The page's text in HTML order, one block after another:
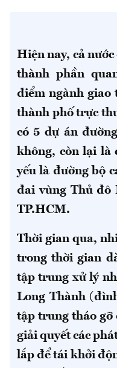
Hiện nay, cả
thành phần
điểm ngành giao
thành phố trực
có 5 dự án
không, còn lại là
yếu là đường bộ
đai vùng Thủ đô
TP.HCM.
Thời gian qua,
trong thời gian
tập trung xử lý
Long Thành
tập trung tháo gỡ
giải quyết các
lắp để tái khởi